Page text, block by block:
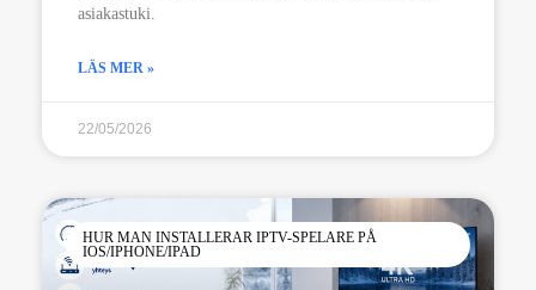
asiakastuki.
LÄS MER »
22/05/2026
HUR MAN INSTALLERAR IPTV-SPELARE PÅ
IOS/IPHONE/IPAD